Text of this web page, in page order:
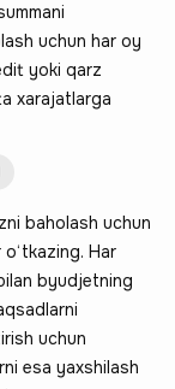
uchun har oy
yoki qarz
xarajatlarga
baholash uchun
Har
byudjetning
uchun
esa yaxshilash